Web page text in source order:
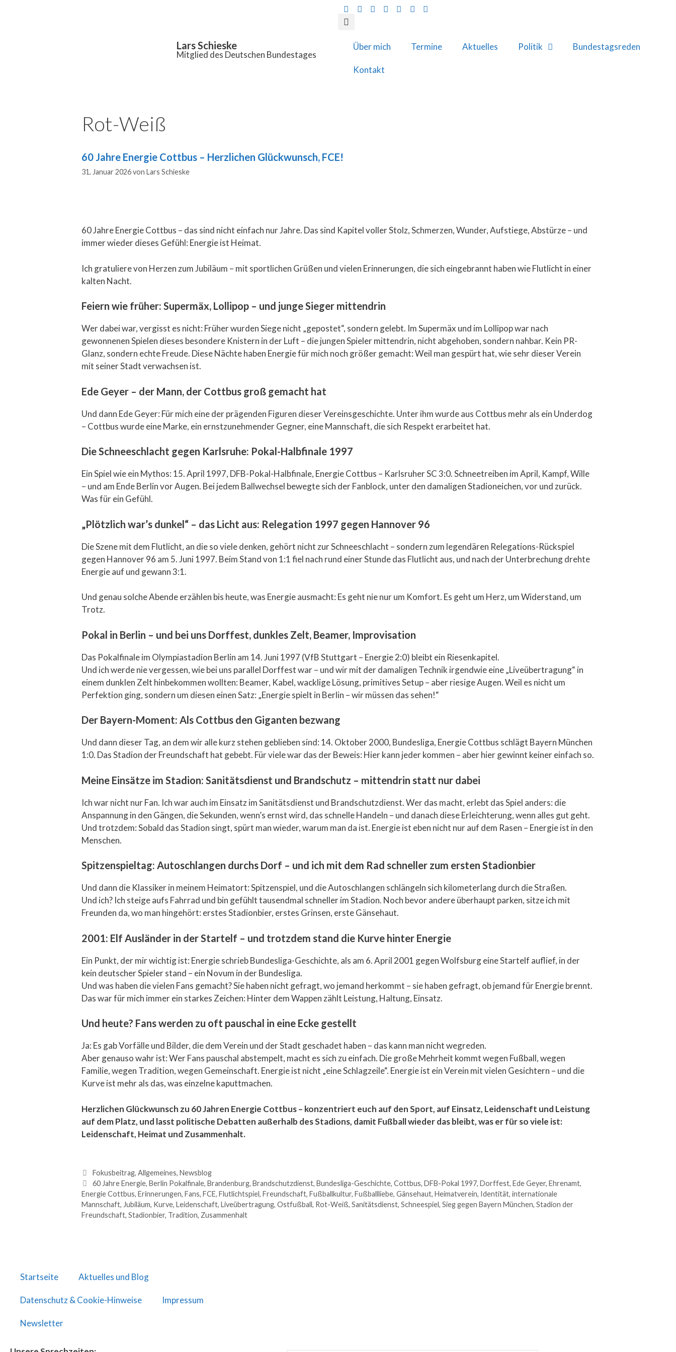
Lars Schieske
Mitglied des Deutschen Bundestages
Über mich Termine Aktuelles Politik Bundestagsreden
Kontakt
Rot-Weiß
60 Jahre Energie Cottbus – Herzlichen Glückwunsch, FCE!
31. Januar 2026von Lars Schieske
60 Jahre Energie Cottbus – das sind nicht einfach nur Jahre. Das sind Kapitel voller Stolz, Schmerzen, Wunder, Aufstiege, Abstürze – und
immer wieder dieses Gefühl: Energie ist Heimat.
Ich gratuliere von Herzen zum Jubiläum – mit sportlichen Grüßen und vielen Erinnerungen, die sich eingebrannt haben wie Flutlicht in einer
kalten Nacht.
Feiern wie früher: Supermäx, Lollipop – und junge Sieger mittendrin
Wer dabei war, vergisst es nicht: Früher wurden Siege nicht „gepostet“, sondern gelebt. Im Supermäx und im Lollipop war nach
gewonnenen Spielen dieses besondere Knistern in der Luft – die jungen Spieler mittendrin, nicht abgehoben, sondern nahbar. Kein PR-
Glanz, sondern echte Freude. Diese Nächte haben Energie für mich noch größer gemacht: Weil man gespürt hat, wie sehr dieser Verein
mit seiner Stadt verwachsen ist.
Ede Geyer – der Mann, der Cottbus groß gemacht hat
Und dann Ede Geyer: Für mich eine der prägenden Figuren dieser Vereinsgeschichte. Unter ihm wurde aus Cottbus mehr als ein Underdog
– Cottbus wurde eine Marke, ein ernstzunehmender Gegner, eine Mannschaft, die sich Respekt erarbeitet hat.
Die Schneeschlacht gegen Karlsruhe: Pokal-Halbfinale 1997
Ein Spiel wie ein Mythos: 15. April 1997, DFB-Pokal-Halbfinale, Energie Cottbus – Karlsruher SC 3:0. Schneetreiben im April, Kampf, Wille
– und am Ende Berlin vor Augen. Bei jedem Ballwechsel bewegte sich der Fanblock, unter den damaligen Stadioneichen, vor und zurück.
Was für ein Gefühl.
„Plötzlich war’s dunkel“ – das Licht aus: Relegation 1997 gegen Hannover 96
Die Szene mit dem Flutlicht, an die so viele denken, gehört nicht zur Schneeschlacht – sondern zum legendären Relegations-Rückspiel
gegen Hannover 96 am 5. Juni 1997. Beim Stand von 1:1 fiel nach rund einer Stunde das Flutlicht aus, und nach der Unterbrechung drehte
Energie auf und gewann 3:1.
Und genau solche Abende erzählen bis heute, was Energie ausmacht: Es geht nie nur um Komfort. Es geht um Herz, um Widerstand, um
Trotz.
Pokal in Berlin – und bei uns Dorffest, dunkles Zelt, Beamer, Improvisation
Das Pokalfinale im Olympiastadion Berlin am 14. Juni 1997 (VfB Stuttgart – Energie 2:0) bleibt ein Riesenkapitel.
Und ich werde nie vergessen, wie bei uns parallel Dorffest war – und wir mit der damaligen Technik irgendwie eine „Liveübertragung“ in
einem dunklen Zelt hinbekommen wollten: Beamer, Kabel, wacklige Lösung, primitives Setup – aber riesige Augen. Weil es nicht um
Perfektion ging, sondern um diesen einen Satz: „Energie spielt in Berlin – wir müssen das sehen!“
Der Bayern-Moment: Als Cottbus den Giganten bezwang
Und dann dieser Tag, an dem wir alle kurz stehen geblieben sind: 14. Oktober 2000, Bundesliga, Energie Cottbus schlägt Bayern München
1:0. Das Stadion der Freundschaft hat gebebt. Für viele war das der Beweis: Hier kann jeder kommen – aber hier gewinnt keiner einfach so.
Meine Einsätze im Stadion: Sanitätsdienst und Brandschutz – mittendrin statt nur dabei
Ich war nicht nur Fan. Ich war auch im Einsatz im Sanitätsdienst und Brandschutzdienst. Wer das macht, erlebt das Spiel anders: die
Anspannung in den Gängen, die Sekunden, wenn’s ernst wird, das schnelle Handeln – und danach diese Erleichterung, wenn alles gut geht.
Und trotzdem: Sobald das Stadion singt, spürt man wieder, warum man da ist. Energie ist eben nicht nur auf dem Rasen – Energie ist in den
Menschen.
Spitzenspieltag: Autoschlangen durchs Dorf – und ich mit dem Rad schneller zum ersten Stadionbier
Und dann die Klassiker in meinem Heimatort: Spitzenspiel, und die Autoschlangen schlängeln sich kilometerlang durch die Straßen.
Und ich? Ich steige aufs Fahrrad und bin gefühlt tausendmal schneller im Stadion. Noch bevor andere überhaupt parken, sitze ich mit
Freunden da, wo man hingehört: erstes Stadionbier, erstes Grinsen, erste Gänsehaut.
2001: Elf Ausländer in der Startelf – und trotzdem stand die Kurve hinter Energie
Ein Punkt, der mir wichtig ist: Energie schrieb Bundesliga-Geschichte, als am 6. April 2001 gegen Wolfsburg eine Startelf auflief, in der
kein deutscher Spieler stand – ein Novum in der Bundesliga.
Und was haben die vielen Fans gemacht? Sie haben nicht gefragt, wo jemand herkommt – sie haben gefragt, ob jemand für Energie brennt.
Das war für mich immer ein starkes Zeichen: Hinter dem Wappen zählt Leistung, Haltung, Einsatz.
Und heute? Fans werden zu oft pauschal in eine Ecke gestellt
Ja: Es gab Vorfälle und Bilder, die dem Verein und der Stadt geschadet haben – das kann man nicht wegreden.
Aber genauso wahr ist: Wer Fans pauschal abstempelt, macht es sich zu einfach. Die große Mehrheit kommt wegen Fußball, wegen
Familie, wegen Tradition, wegen Gemeinschaft. Energie ist nicht „eine Schlagzeile“. Energie ist ein Verein mit vielen Gesichtern – und die
Kurve ist mehr als das, was einzelne kaputtmachen.
Herzlichen Glückwunsch zu 60 Jahren Energie Cottbus – konzentriert euch auf den Sport, auf Einsatz, Leidenschaft und Leistung
auf dem Platz, und lasst politische Debatten außerhalb des Stadions, damit Fußball wieder das bleibt, was er für so viele ist:
Leidenschaft, Heimat und Zusammenhalt.
Fokusbeitrag, Allgemeines, Newsblog
60 Jahre Energie, Berlin Pokalfinale, Brandenburg, Brandschutzdienst, Bundesliga-Geschichte, Cottbus, DFB-Pokal 1997, Dorffest, Ede Geyer, Ehrenamt,
Energie Cottbus, Erinnerungen, Fans, FCE, Flutlichtspiel, Freundschaft, Fußballkultur, Fußballliebe, Gänsehaut, Heimatverein, Identität, internationale
Mannschaft, Jubiläum, Kurve, Leidenschaft, Liveübertragung, Ostfußball, Rot-Weiß, Sanitätsdienst, Schneespiel, Sieg gegen Bayern München, Stadion der
Freundschaft, Stadionbier, Tradition, Zusammenhalt
Startseite Aktuelles und Blog
Datenschutz & Cookie-Hinweise Impressum
Newsletter